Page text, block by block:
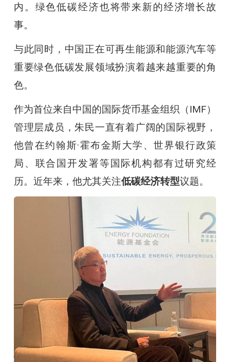
内。绿色低碳经济也将带来新的经济增长故
事。
与此同时，中国正在可再生能源和能源汽车等
重要绿色低碳发展领域扮演着越来越重要的角
色。
作为首位来自中国的国际货币基金组织（IMF）
管理层成员，朱民一直有着广阔的国际视野，
他曾在约翰斯·霍布金斯大学、世界银行政策
局、联合国开发署等国际机构都有过研究经
历。近年来，他尤其关注低碳经济转型议题。